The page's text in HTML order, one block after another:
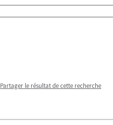
Partager le résultat de cette recherche